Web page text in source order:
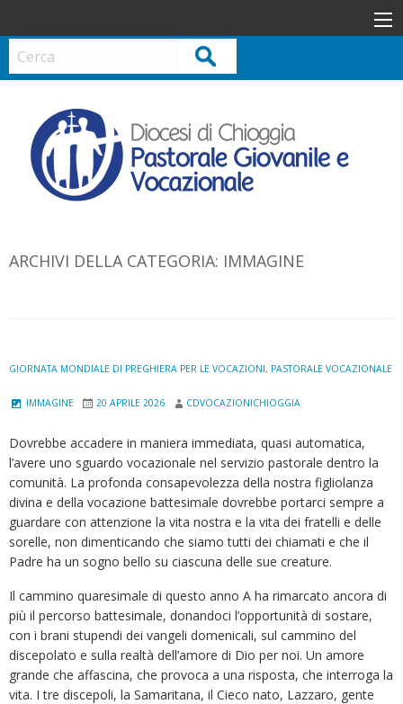
k
p
Cerca
ARCHIVI DELLA CATEGORIA: IMMAGINE
GIORNATA MONDIALE DI PREGHIERA PER LE VOCAZIONI, PASTORALE VOCAZIONALE
IMMAGINE 20 APRILE 2026 CDVOCAZIONICHIOGGIA
Dovrebbe accadere in maniera immediata, quasi automatica,
l’avere uno sguardo vocazionale nel servizio pastorale dentro la
comunità. La profonda consapevolezza della nostra figliolanza
divina e della vocazione battesimale dovrebbe portarci sempre a
guardare con attenzione la vita nostra e la vita dei fratelli e delle
sorelle, non dimenticando che siamo tutti dei chiamati e che il
Padre ha un sogno bello su ciascuna delle sue creature.
Il cammino quaresimale di questo anno A ha rimarcato ancora di
più il percorso battesimale, donandoci l’opportunità di sostare,
con i brani stupendi dei vangeli domenicali, sul cammino del
discepolato e sulla realtà dell’amore di Dio per noi. Un amore
grande che affascina, che provoca a una risposta, che interroga la
vita. I tre discepoli, la Samaritana, il Cieco nato, Lazzaro, gente